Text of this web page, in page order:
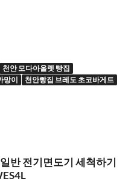
천안 모다아울렛 빵집
망이
천안빵집 브레도 초코바게트
반 전기면도기 세척하기